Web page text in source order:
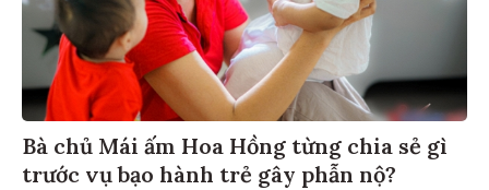
Bà chủ Mái ấm Hoa Hồng từng chia sẻ gì
trước vụ bạo hành trẻ gây phẫn nộ?